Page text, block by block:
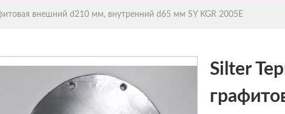
внешний d210 мм, внутренний d65 мм SY KGR 2005E
Silter